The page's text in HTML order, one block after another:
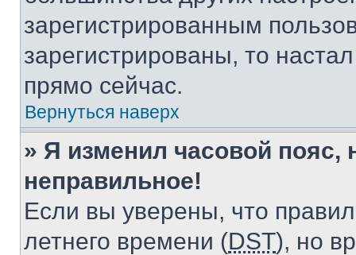
зарегистрированным
зарегистрированы, то
прямо сейчас.
Вернуться наверх
» Я изменил часовой пояс,
неправильное!
Если вы уверены, что
летнего времени (DST), но